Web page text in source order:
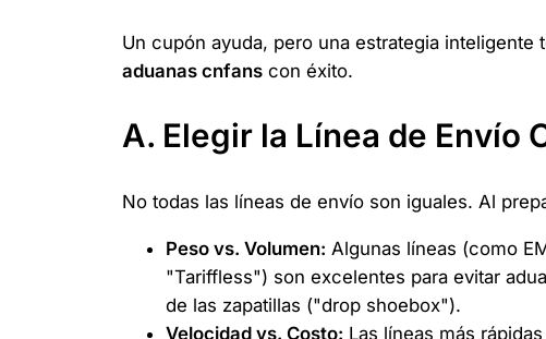
Un cupón ayuda, pero una estrategia
aduanas cnfans con éxito.
A. Elegir la Línea de Envío
No todas las líneas de envío son iguales. Al
Peso vs. Volumen: Algunas líneas (como
"Tariffless") son excelentes para evitar
de las zapatillas ("drop shoebox").
Velocidad vs. Costo: Las líneas más